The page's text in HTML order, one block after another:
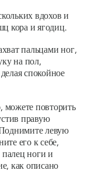
вдохов и
кора и ягодиц.
пальцами ног,
на пол,
спокойное
можете повторить
правую
левую
его к себе,
палец ноги и
как описано